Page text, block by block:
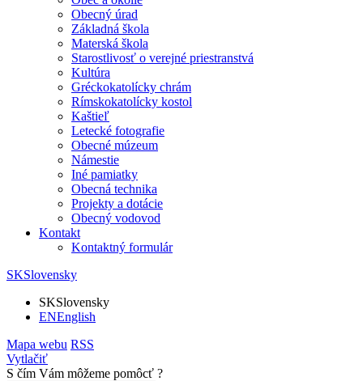
Obecný úrad
Základná škola
Materská škola
Starostlivosť o verejné priestranstvá
Kultúra
Gréckokatolícky chrám
Rímskokatolícky kostol
Kaštieľ
Letecké fotografie
Obecné múzeum
Námestie
Iné pamiatky
Obecná technika
Projekty a dotácie
Obecný vodovod
Kontakt
Kontaktný formulár
SKSlovensky
SKSlovensky
ENEnglish
Mapa webu RSS
Vytlačiť
S čím Vám môžeme pomôcť ?